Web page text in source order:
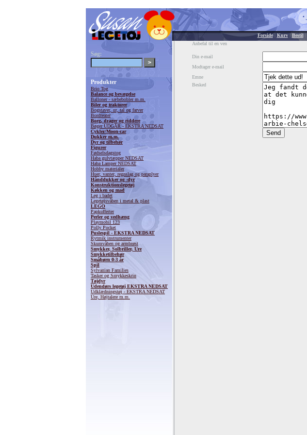
Forside| Kurv| Bestil|
Søg:
Produkter
Brio Tog
Balance og bevægelse
Balloner - sæbebobler m.m.
Biler og traktorer
Bogstaver, ur, tal og farver
Bordteater
Borg, drager og riddere
Bøger UDGÅR - EKSTRA NEDSAT
Cykler/Moon-car
Dukker m.m.
Dyr og tilbehør
Figurer
Fødselsdagstog
Haba gulvtæpper NEDSAT
Haba Lamper NEDSAT
Hobby materialer
Huer, vanter, regnslag og paraplyer
Hånddukker og -dyr
Konstruktionslegetøj
Køkken og mad
Leg i badet
Legetøjsvåben i metal & plast
LEGO
Papkufferter
Perler og vedhæng
Playmobil 123
Polly Pocket
Puslespil - EKSTRA NEDSAT
Rytmik instrumenter
Skumvåben og armbrøst
Smykker, Solbriller, Ure
Smykketilbehør
Småbørn 0-3 år
Spil
Sylvanian Families
Tasker og Smykkeskrin
Tøjdyr
Udendørs legetøj EKSTRA NEDSAT
Udklædningstøj - EKSTRA NEDSAT
Ure, Højtalere m.m.
Anbefal til en ven
Din e-mail
Modtager e-mail
Emne
Besked